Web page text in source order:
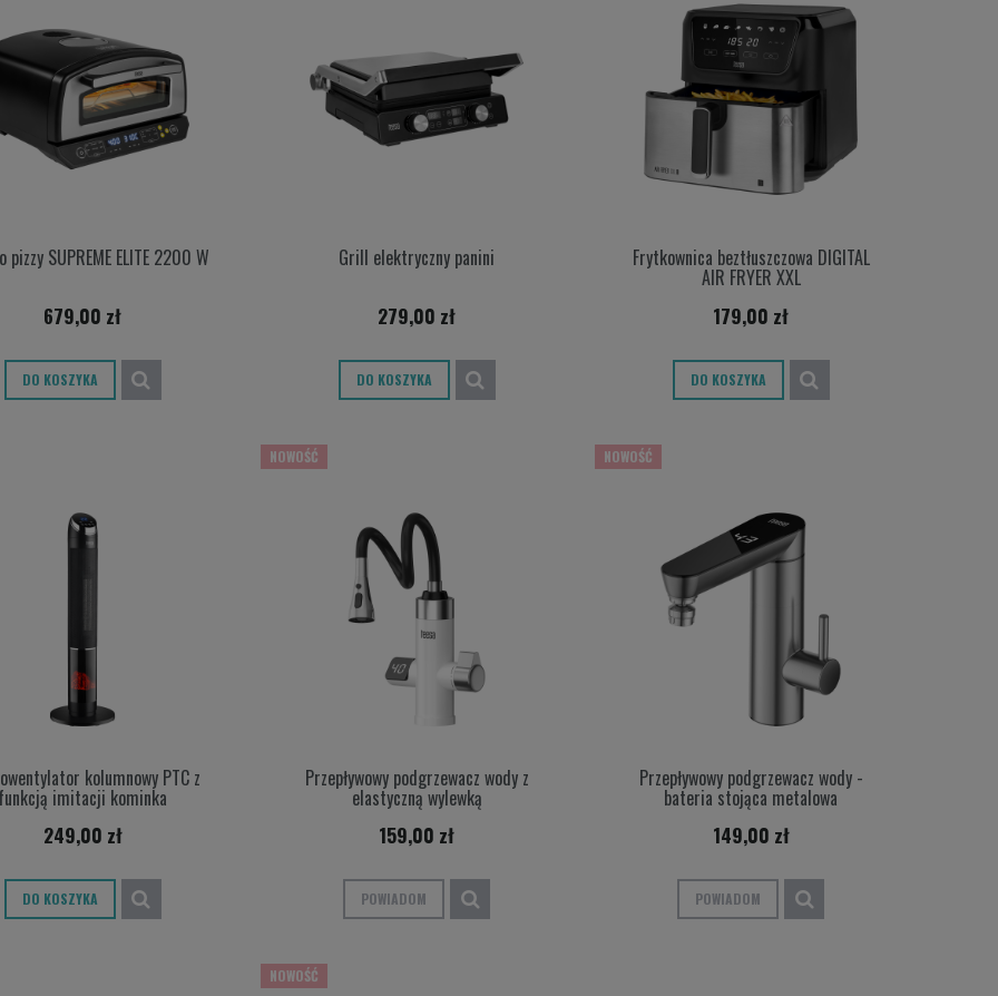
pizzy SUPREME ELITE 2200 W
679,00 zł
DO KOSZYKA
Grill elektryczny panini
279,00 zł
DO KOSZYKA
Frytkownica beztłuszczowa DIGITAL
AIR FRYER XXL
179,00 zł
DO KOSZYKA
kolumnowy PTC z
funkcją imitacji kominka
249,00 zł
DO KOSZYKA
Przepływowy podgrzewacz wody z
elastyczną wylewką
159,00 zł
POWIADOM
NOWOŚĆ
Przepływowy podgrzewacz wody -
bateria stojąca metalowa
149,00 zł
POWIADOM
NOWOŚĆ
NOWOŚĆ